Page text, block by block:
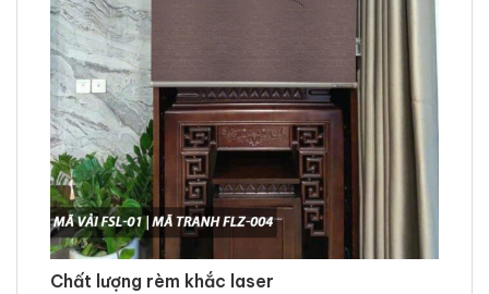
Chất lượng rèm khắc laser